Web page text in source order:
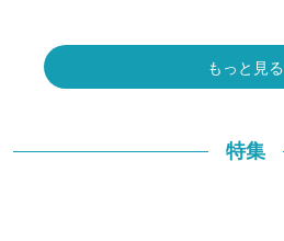
もっと見る
特集